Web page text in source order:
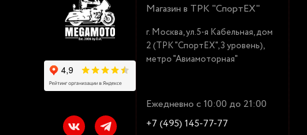
Магазин в ТРК "СпортЕХ"
г. Москва, ул.5-я Кабельная, дом
2 (ТРК "СпортЕХ", 3 уровень),
метро "Авиамоторная"
Ежедневно с 10:00 до 21:00
+7 (495) 145-77-77